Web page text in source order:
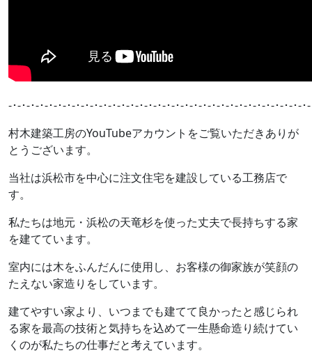
-･-･-･-･-･-･-･-･-･-･-･-･-･-･-･-･-･-･-･-･-･-･-･-･-･-･-･-･-･-･-･-･-･
村木建築工房のYouTubeアカウントをご覧いただきありが
とうございます。
当社は浜松市を中心に注文住宅を建設している工務店で
す。
私たちは地元・浜松の天竜杉を使った丈夫で長持ちする家
を建てています。
室内には木をふんだんに使用し、お客様の御家族が笑顔の
たえない家造りをしています。
建てやすい家より、いつまでも建てて良かったと感じられ
る家を最高の技術と気持ちを込めて一生懸命造り続けてい
くのが私たちの仕事だと考えています。